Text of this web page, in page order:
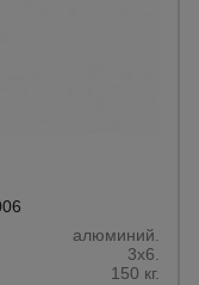
алюминий.
3х6.
150 кг.